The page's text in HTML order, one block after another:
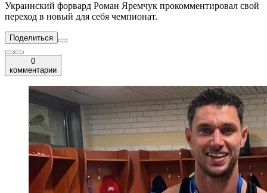
Украинский форвард Роман Яремчук прокомментировал свой
переход в новый для себя чемпионат.
Поделиться
0
комментарии